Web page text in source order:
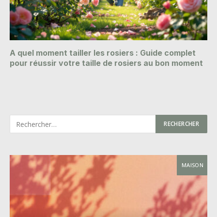
A quel moment tailler les rosiers : Guide complet
pour réussir votre taille de rosiers au bon moment
MAISON